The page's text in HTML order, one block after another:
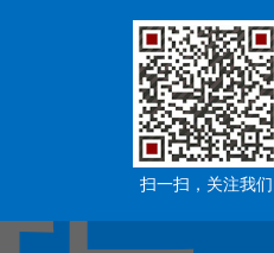
扫一扫，关注我们